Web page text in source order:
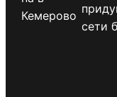
сети